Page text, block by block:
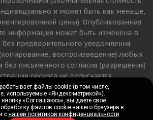
и может быть как меньше,
цены). Опубликованная
информация может быть изменена в
предварительного уведомления.
воспроизведение) любых
без письменного согласия (разрешения)
ресурса не допускается.
Версия для печати
файлы cookie (в том числе,
используемые «Яндекс-метрикой»).
«Соглашаюсь», вы даете свое
файлов cookie вашего браузера в
снашей политикой конфиденциальности
файлы cookie (в том числе,
используемые «Яндекс-метрикой»).
«Соглашаюсь», вы даете свое
файлов cookie вашего браузера в
снашей политикой конфиденциальности